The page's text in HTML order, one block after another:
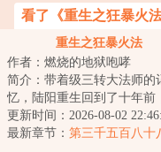
看了《重生之狂暴火
重生之狂暴火法
作者：燃烧的地狱咆哮
简介：带着级三转大法师的
忆，陆阳重生回到了十年前
运跟他开了一个玩笑，曾经
过的，被夺走的，...
更新时间：2026-08-02
最新章节： 第三千五百八十